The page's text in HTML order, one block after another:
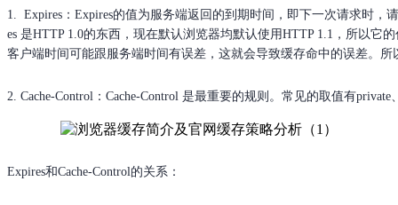
1. Expires：Expires的值为服务端返回的到期时间，即下一次请求时
es 是HTTP 1.0的东西，现在默认浏览器均默认使用HTTP 1.1，所以
客户端时间可能跟服务端时间有误差，这就会导致缓存命中的误差。所
2. Cache-Control：Cache-Control 是最重要的规则。常见的取值有private
Expires和Cache-Control的关系：